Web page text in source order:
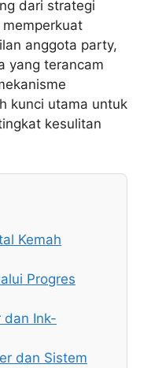
dari strategi
anggota party,
yang terancam
kunci utama untuk
kesulitan
Kemah
Progres
dan Ink-
dan Sistem